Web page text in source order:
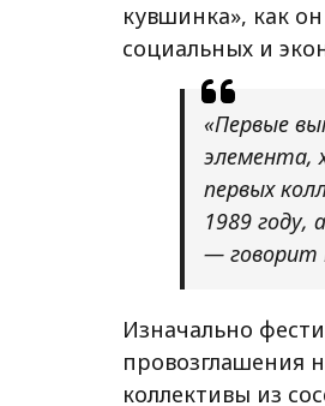
кувшинка», как
социальных и
«Первые
элемента,
первых
1989 году,
—
Изначально
провозглашения
коллективы из